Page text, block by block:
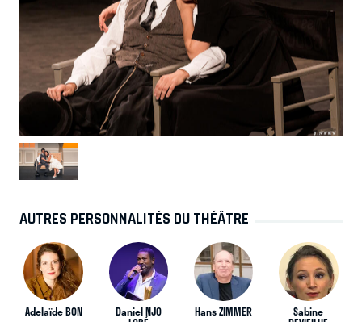
AUTRES PERSONNALITÉS DU THÉÂTRE
Adelaïde BON Daniel NJO Hans ZIMMER Sabine